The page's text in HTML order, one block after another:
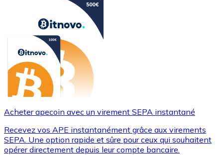
Acheter apecoin avec un virement SEPA instantané
Recevez vos APE instantanément grâce aux virements
SEPA. Une option rapide et sûre pour ceux qui souhaitent
opérer directement depuis leur compte bancaire.